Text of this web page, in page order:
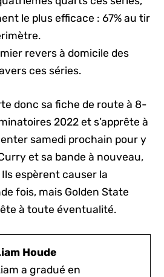
le plus efficace : 67% au tir
revers à domicile des
ces séries.
donc sa fiche de route à 8-
2022 et s’apprête à
samedi prochain pour y
et sa bande à nouveau,
espèrent causer la
fois, mais Golden State
à toute éventualité.
Houde
a gradué en